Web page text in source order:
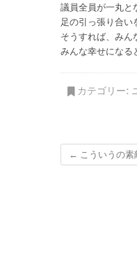
議員全員が一丸と
足の引っ張り合い
そうすれば、みん
みんな幸せになる
カテゴリー:
← こういうの素